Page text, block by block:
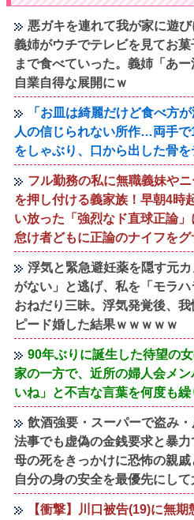
悪ガキを連れて我が家に遊
義姉がウチでテレビを見てお
まで食べていった。義姉「あ
自業自得な展開にｗ
「お皿は綺麗だけど食べ方
人の信じられない所作…両手
をしゃぶり、口から出した骨を
フル勤務の私に無職義妹や
を押し付ける義家族！早朝4時
い放った「強烈なド直球正論
怠け者どもに正論のナイフをグ
浮気と緊急避妊薬を隠す元
がない」と逃げ、私を「モラ
おねだり三昧。浮気発覚後、
ピード婚した結果ｗｗｗｗｗ
90年ぶりに誕生した待望の
家の一方で、近所の婦人会メ
いね」と不吉な言葉を何度も繰
飲酒強要・スーパーで盗み・
法事でも虚偽の金銭要求と暴
母の死をきっかけに恐怖の親
自分の身の安全を最優先にし
【衝撃】川口被告(19)に無